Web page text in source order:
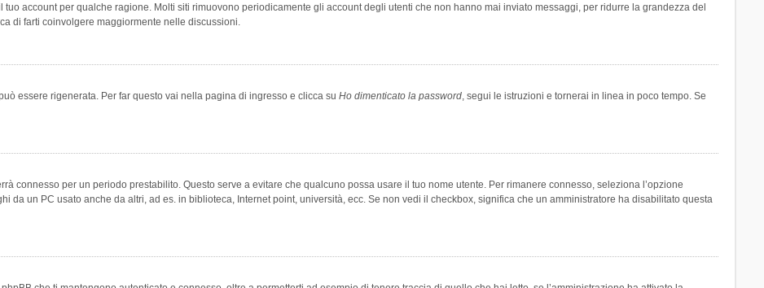
account per qualche ragione. Molti siti rimuovono periodicamente gli account degli utenti che non hanno mai inviato messaggi, per ridurre la grandezza del
di farti coinvolgere maggiormente nelle discussioni.
essere rigenerata. Per far questo vai nella pagina di ingresso e clicca su Ho dimenticato la password, segui le istruzioni e tornerai in linea in poco tempo. Se
connesso per un periodo prestabilito. Questo serve a evitare che qualcuno possa usare il tuo nome utente. Per rimanere connesso, seleziona l’opzione
da un PC usato anche da altri, ad es. in biblioteca, Internet point, università, ecc. Se non vedi il checkbox, significa che un amministratore ha disabilitato questa